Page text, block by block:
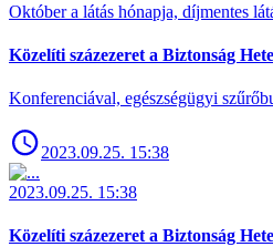
Október a látás hónapja, díjmentes
Közelíti százezeret a Biztonság
Konferenciával, egészségügyi
2023.09.25. 15:38
2023.09.25. 15:38
Közelíti százezeret a Biztonság